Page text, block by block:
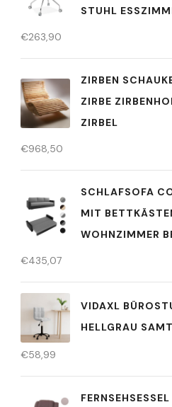
STUHL
€263,90
ZIRBEN
ZIRBE
ZIRBEL
€968,50
SCHLAFSOFA
MIT
WOHNZIMMER
€435,07
VIDAXL
HELLGRAU SAMT
€58,99